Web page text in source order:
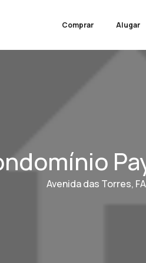
Comprar Alugar
Avenida das Torres,